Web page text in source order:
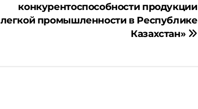
конкурентоспособности продукции
легкой промышленности в Республике
Казахстан»